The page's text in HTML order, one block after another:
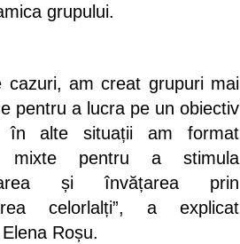
grupului.
cazuri, am creat grupuri mai
pentru a lucra pe un obiectiv
în alte situații am format
mixte pentru a stimula
și învățarea prin
celorlalți”, a explicat
Roșu.